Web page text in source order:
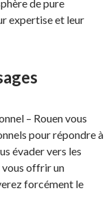
de pure
expertise et leur
– Rouen vous
pour répondre à
évader vers les
vous offrir un
forcément le